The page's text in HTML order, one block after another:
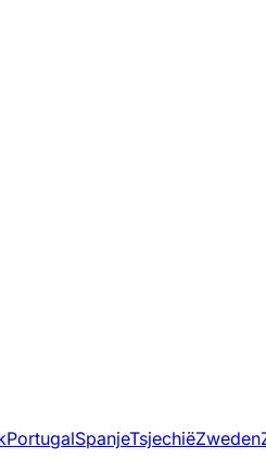
PortugalSpanjeTsjechiëZweden